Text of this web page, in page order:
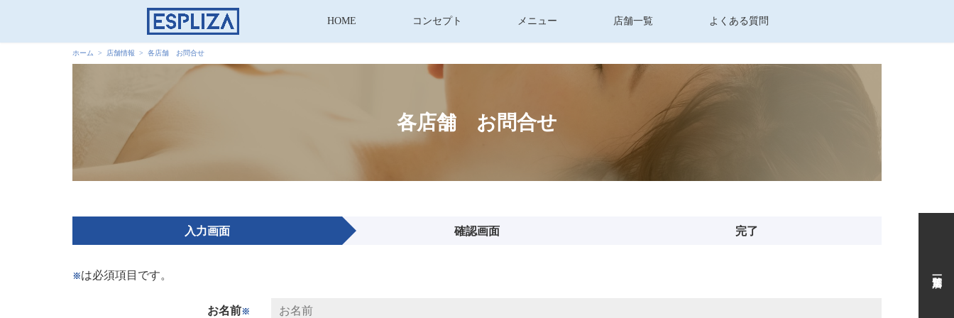
HOME コンセプト メニュー 店舗一覧 よくある質問
ホーム 店舗情報 各店舗 お問合せ
各店舗 お問合せ
入力画面 確認画面 完了
※は必須項目です。
お名前※